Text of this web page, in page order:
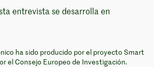
entrevista se desarrolla en
ha sido producido por el proyecto Smart
el Consejo Europeo de Investigación.